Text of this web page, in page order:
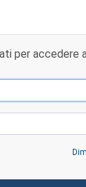
per accedere